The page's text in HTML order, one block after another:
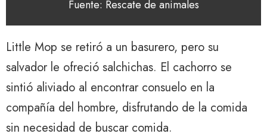
Fuente: Rescate de animales
Little Mop se retiró a un basurero, pero su
salvador le ofreció salchichas. El cachorro se
sintió aliviado al encontrar consuelo en la
compañía del hombre, disfrutando de la comida
sin necesidad de buscar comida.